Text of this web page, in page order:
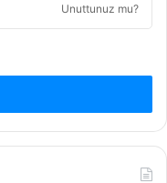
Unuttunuz mu?